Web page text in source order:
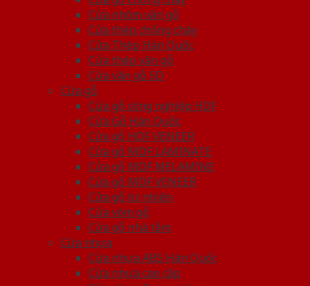
Cửa nhôm vân gỗ
Cửa thép chống cháy
Cửa Thép Hàn Quốc
Cửa thép vân gỗ
Cửa vân gỗ 5D
Cửa gỗ
Cửa gỗ công nghiệp HDF
Cửa Gỗ Hàn Quốc
Cửa gỗ HDF VENEER
Cửa gỗ MDF LAMINATE
Cửa gỗ MDF MELAMINE
Cửa gỗ MDF VENEER
Cửa gỗ tự nhiên
Cửa vòm gỗ
Cửa gỗ nhà tắm
Cửa nhựa
Cửa nhựa ABS Hàn Quốc
Cửa nhựa cao cấp